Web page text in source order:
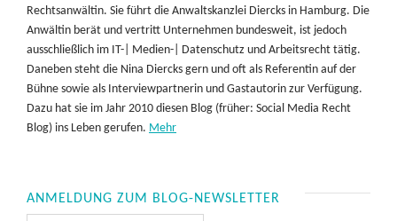
Rechtsanwältin. Sie führt die Anwaltskanzlei Diercks in Hamburg. Die
Anwältin berät und vertritt Unternehmen bundesweit, ist jedoch
ausschließlich im IT-| Medien-| Datenschutz und Arbeitsrecht tätig.
Daneben steht die Nina Diercks gern und oft als Referentin auf der
Bühne sowie als Interviewpartnerin und Gastautorin zur Verfügung.
Dazu hat sie im Jahr 2010 diesen Blog (früher: Social Media Recht
Blog) ins Leben gerufen. Mehr
ANMELDUNG ZUM BLOG-NEWSLETTER